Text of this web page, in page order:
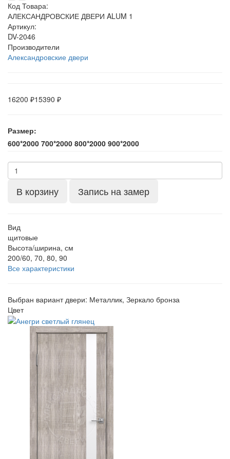
Код Товара:
АЛЕКСАНДРОВСКИЕ ДВЕРИ ALUM 1
Артикул:
DV-2046
Производители
Александровские двери
16200 ₽15390 ₽
Размер:
600*2000 700*2000 800*2000 900*2000
В корзину Запись на замер
Вид
щитовые
Высота/ширина, см
200/60, 70, 80, 90
Все характеристики
Выбран вариант двери: Металлик, Зеркало бронза
Цвет